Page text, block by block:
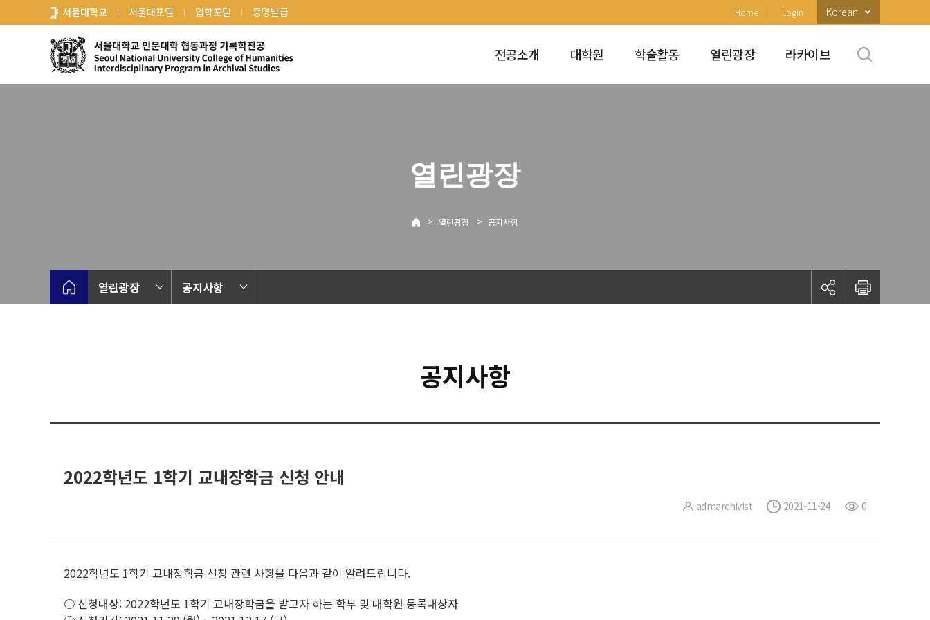
로
서울대학교 서울대포털 입학포털 증명발급 Home Login Korean
전공소개 대학원 학술활동 열린광장 라카이브
열린광장
> 열린광장 > 공지사항
열린광장 공지사항
공지사항
2022학년도 1학기 교내장학금 신청 안내
admarchivist 2021-11-24 0
2022학년도 1학기 교내장학금 신청 관련 사항을 다음과 같이 알려드립니다.
○ 신청대상: 2022학년도 1학기 교내장학금을 받고자 하는 학부 및 대학원 등록대상자